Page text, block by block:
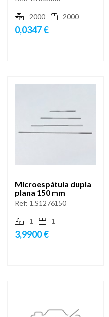
2000 2000
0,0347 €
Microespátula dupla
plana 150 mm
Ref: 1.S1276150
1 1
3,9900 €